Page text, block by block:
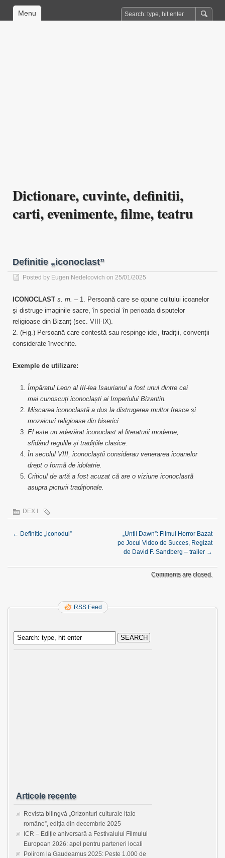
Menu
Dictionare, cuvinte, definitii,
carti, evenimente, filme, teatru
Definitie „iconoclast”
Posted by Eugen Nedelcovich on 25/01/2025
ICONOCLAST s. m. – 1. Persoană care se opune cultului icoanelor
și distruge imaginile sacre, în special în perioada disputelor
religioase din Bizanț (sec. VIII-IX).
2. (Fig.) Persoană care contestă sau respinge idei, tradiții, convenții
considerate învechite.
Exemple de utilizare:
Împăratul Leon al III-lea Isaurianul a fost unul dintre cei
mai cunoscuți iconoclaști ai Imperiului Bizantin.
Mișcarea iconoclastă a dus la distrugerea multor fresce și
mozaicuri religioase din biserici.
El este un adevărat iconoclast al literaturii moderne,
sfidând regulile și tradițiile clasice.
În secolul VIII, iconoclaștii considerau venerarea icoanelor
drept o formă de idolatrie.
Criticul de artă a fost acuzat că are o viziune iconoclastă
asupra picturii tradiționale.
DEX I
← Definitie „iconodul”
„Until Dawn”: Filmul Horror Bazat
pe Jocul Video de Succes, Regizat
de David F. Sandberg – trailer →
Comments are closed.
RSS Feed
Articole recente
Revista bilingvă „Orizonturi culturale italo-
române”, ediţia din decembrie 2025
ICR – Ediție aniversară a Festivalului Filmului
European 2026: apel pentru parteneri locali
Polirom la Gaudeamus 2025: Peste 1.000 de